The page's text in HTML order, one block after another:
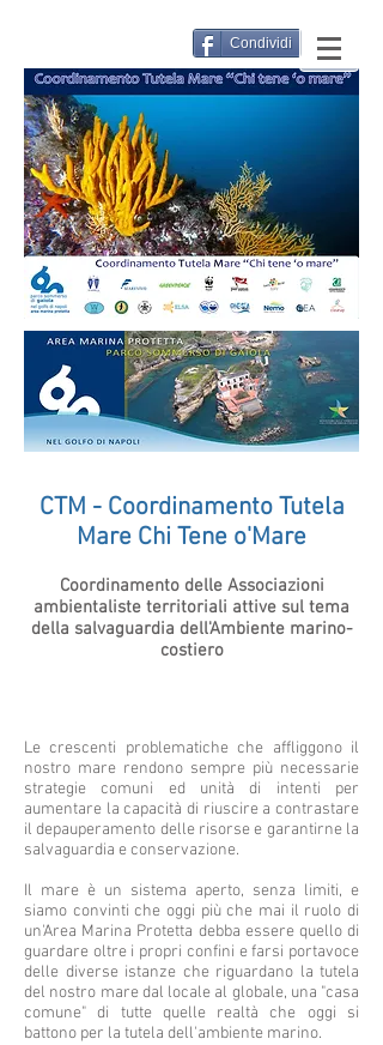
Condividi
CTM - Coordinamento Tutela
Mare Chi Tene o'Mare
Coordinamento delle Associazioni
ambientaliste territoriali attive sul tema
della salvaguardia dell'Ambiente marino-
costiero
Le crescenti problematiche che affliggono il
nostro mare rendono sempre più necessarie
strategie comuni ed unità di intenti per
aumentare la capacità di riuscire a contrastare
il depauperamento delle risorse e garantirne la
salvaguardia e conservazione.
Il mare è un sistema aperto, senza limiti, e
siamo convinti che oggi più che mai il ruolo di
un'Area Marina Protetta debba essere quello di
guardare oltre i propri confini e farsi portavoce
delle diverse istanze che riguardano la tutela
del nostro mare dal locale al globale, una "casa
comune" di tutte quelle realtà che oggi si
battono per la tutela dell'ambiente marino.